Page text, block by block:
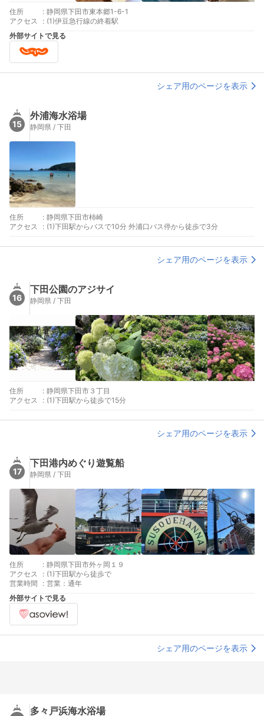
住所 : 静岡県下田市東本郷1-6-1
アクセス
: (1)伊豆急行線の終着駅
外部サイトで見る
シェア用のページを表示
15
外浦海水浴場
静岡県 / 下田
住所 : 静岡県下田市柿崎
アクセス
: (1)下田駅からバスで10分 外浦口バス停から徒歩で3分
シェア用のページを表示
16
下田公園のアジサイ
静岡県 / 下田
住所 : 静岡県下田市３丁目
アクセス
: (1)下田駅から徒歩で15分
シェア用のページを表示
17
下田港内めぐり遊覧船
静岡県 / 下田
住所 : 静岡県下田市外ヶ岡１９
アクセス
: (1)下田駅から徒歩で
営業時間
: 営業：通年
外部サイトで見る
シェア用のページを表示
多々戸浜海水浴場